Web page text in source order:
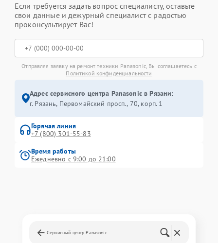
Если требуется задать вопрос специалисту, оставьте
свои данные и дежурный специалист с радостью
проконсультирует Вас!
Отправляя заявку на ремонт техники Panasonic, Вы соглашаетесь с
Политикой конфиденциальности
Адрес сервисного центра Panasonic в Рязани:
г. Рязань, Первомайский просп., 70, корп. 1
Горячая линия
+7 (800) 301-55-83
Время работы
Ежедневно с 9:00 до 21:00
Сервисный центр Panasonic